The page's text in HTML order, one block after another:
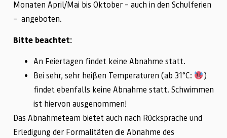
Monaten April/Mai bis Oktober – auch in den Schulferien
– angeboten.
Bitte beachtet:
An Feiertagen findet keine Abnahme statt.
Bei sehr, sehr heißen Temperaturen (ab 31°C:
)
findet ebenfalls keine Abnahme statt. Schwimmen
ist hiervon ausgenommen!
Das Abnahmeteam bietet auch nach Rücksprache und
Erledigung der Formalitäten die Abnahme des